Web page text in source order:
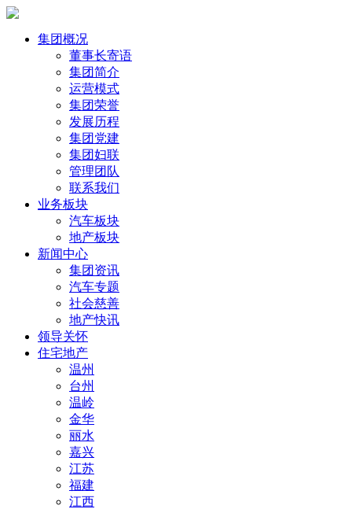
集团概况
董事长寄语
集团简介
运营模式
集团荣誉
发展历程
集团党建
集团妇联
管理团队
联系我们
业务板块
汽车板块
地产板块
新闻中心
集团资讯
汽车专题
社会慈善
地产快讯
领导关怀
住宅地产
温州
台州
温岭
金华
丽水
嘉兴
江苏
福建
江西